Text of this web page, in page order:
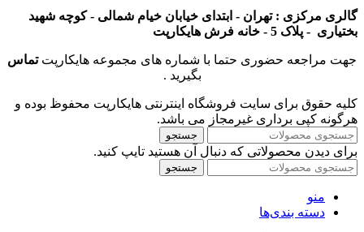
گالری مرکزی : تهران - ابتدای خیابان خیام شمالی - کوچه شهید
بختیاری - پلاک 5 - خانه فرش هایکارپت
جهت مراجعه حضوری حتما با شماره های مجموعه هایکارپتتماس
بگیرید .
کلیه حقوق برای سایت فروشگاه اینترنتی هایکارپت محفوظ بوده و
هرگونه کپی برداری غیرمجاز می باشد.
جستجو
برای دیدن محصولاتی که دنبال آن هستید تایپ کنید.
جستجو
منو
دسته بندی‌ها